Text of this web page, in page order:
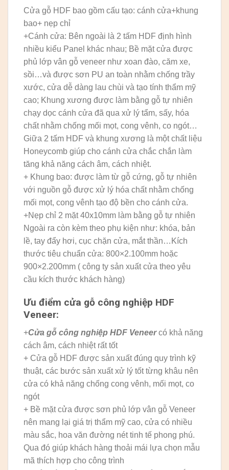
Cửa gỗ HDF bao gồm cấu tạo: cánh cửa+khung
bao+ nẹp chỉ
+Cánh cửa: Bên ngoài là 2 tấm HDF định hình
nhiều kiểu Panel khác nhau; Bề mặt cửa được
phủ lớp vân gỗ veneer như xoan đào, căm xe,
sồi…và được sơn PU an toàn nhằm chống trầy
xước, cửa dễ dàng lau chùi và tạo tính thẩm mỹ
cao; Khung xương được làm bằng gỗ tự nhiên
chạy dọc cánh cửa đã qua xử lý tẩm, sấy, hóa
chất nhằm chống mối mọt, cong vênh, co ngót…
Giữa 2 tấm HDF và khung xương là một chất liệu
Honeycomb giúp cho cánh cửa chắc chắn làm
tăng khả năng cách âm, cách nhiệt.
+ Khung bao: được làm từ gỗ cứng, gỗ tự nhiên
với nguồn gỗ được xử lý hóa chất nhằm chống
mối mọt, cong vênh tạo độ bền cho cánh cửa.
+Nẹp chỉ 2 mặt 40x10mm làm bằng gỗ tự nhiên
Ngoài ra còn kèm theo phụ kiện như: khóa, bản
lề, tay đẩy hơi, cục chặn cửa, mắt thần…Kích
thước tiêu chuẩn cửa: 800×2.100mm hoặc
900×2.200mm ( công ty sản xuất cửa theo yêu
cầu kích thước khách hàng)
Ưu điểm cửa gỗ công nghiệp HDF
Veneer:
+Cửa gỗ công nghiệp HDF Veneercó khả năng
cách âm, cách nhiệt rất tốt
+ Cửa gỗ HDF được sản xuất đúng quy trình kỹ
thuật, các bước sản xuất xử lý tốt từng khâu nên
cửa có khả năng chống cong vênh, mối mọt, co
ngót
+ Bề mặt cửa được sơn phủ lớp vân gỗ Veneer
nên mang lại giá trị thẩm mỹ cao, cửa có nhiều
màu sắc, hoa văn đường nét tinh tế phong phú.
Qua đó giúp khách hàng thoải mái lựa chọn mẫu
mã thích hợp cho công trình